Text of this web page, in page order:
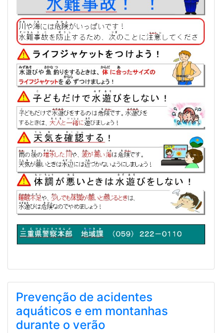
Prevenção de acidentes
aquáticos e em montanhas
durante o verão